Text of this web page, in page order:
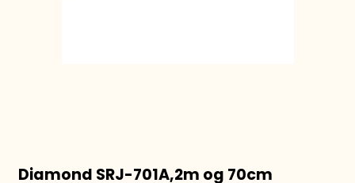
Diamond SRJ-701A,2m og 70cm